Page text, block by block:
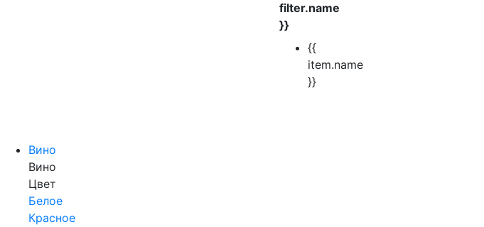
filter.name
}}
{{
item.name
}}
Вино
Вино
Цвет
Белое
Красное